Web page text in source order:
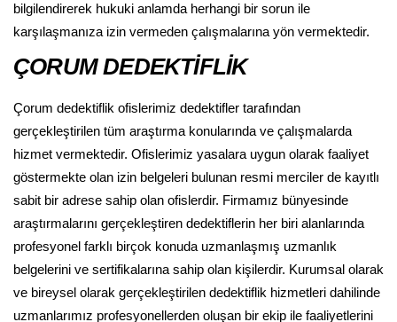
bilgilendirerek hukuki anlamda herhangi bir sorun ile
karşılaşmanıza izin vermeden çalışmalarına yön vermektedir.
ÇORUM DEDEKTİFLİK
Çorum dedektiflik ofislerimiz dedektifler tarafından
gerçekleştirilen tüm araştırma konularında ve çalışmalarda
hizmet vermektedir. Ofislerimiz yasalara uygun olarak faaliyet
göstermekte olan izin belgeleri bulunan resmi merciler de kayıtlı
sabit bir adrese sahip olan ofislerdir. Firmamız bünyesinde
araştırmalarını gerçekleştiren dedektiflerin her biri alanlarında
profesyonel farklı birçok konuda uzmanlaşmış uzmanlık
belgelerini ve sertifikalarına sahip olan kişilerdir. Kurumsal olarak
ve bireysel olarak gerçekleştirilen dedektiflik hizmetleri dahilinde
uzmanlarımız profesyonellerden oluşan bir ekip ile faaliyetlerini